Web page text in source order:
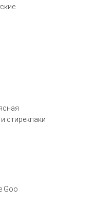
стирекпаки
Goo